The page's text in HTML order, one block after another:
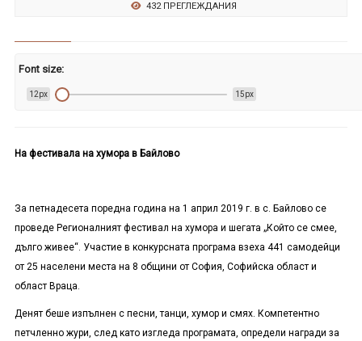
432 ПРЕГЛЕЖДАНИЯ
Font size:
12px 15px
На фестивала на хумора в Байлово
За петнадесета поредна година на 1 април 2019 г. в с. Байлово се
проведе Регионалният фестивал на хумора и шегата „Който се смее,
дълго живее“. Участие в конкурсната програма взеха 441 самодейци
от 25 населени места на 8 общини от София, Софийска област и
област Враца.
Денят беше изпълнен с песни, танци, хумор и смях. Компетентно
петчленно жури, след като изгледа програмата, определи награди за